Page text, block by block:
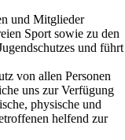
und Mitglieder
Sport sowie zu den
und führt
von allen Personen
uns zur Verfügung
physische und
helfend zur